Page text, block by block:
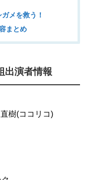
メを救う！
まとめ
出演者情報
樹(ココリコ)